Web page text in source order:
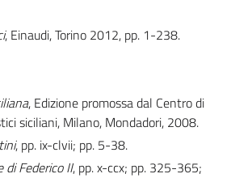
, Einaudi, Torino 2012, pp. 1-238.
, Edizione promossa dal Centro di
siciliani, Milano, Mondadori, 2008.
, pp. ix-clvii; pp. 5-38.
Federico II, pp. x-ccx; pp. 325-365;